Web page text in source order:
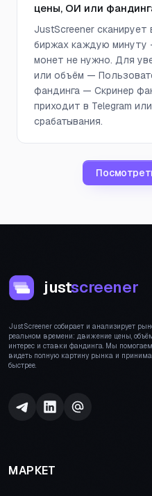
цены, ОИ или
JustScreener
биржах каждую минуту
монет не нужно. Для
или объём —
фандинга — Скринер
приходит в Telegram
срабатывания.
justscreener
JustScreener собирает и анализирует
реальном времени: движение цены,
интерес и ставки фандинга. Мы
видеть полную картину рынка и
быстрее.
МАРКЕТ